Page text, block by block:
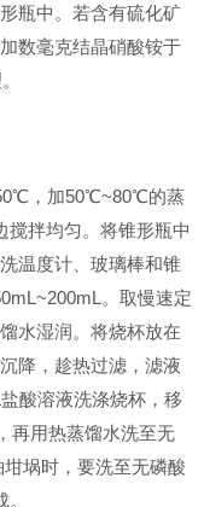
瓶中。若含有硫化矿
数毫克结晶硝酸铵于
，加50℃~80℃的蒸
搅拌均匀。将锥形瓶中
温度计、玻璃棒和锥
。取慢速定
水湿润。将烧杯放在
降，趁热过滤，滤液
酸溶液洗涤烧杯，移
再用热蒸馏水洗至无
埚时，要洗至无磷酸